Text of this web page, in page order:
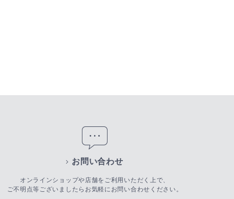
お問い合わせ
オンラインショップや店舗をご利用いただく上で、
ご不明点等ございましたらお気軽にお問い合わせください。